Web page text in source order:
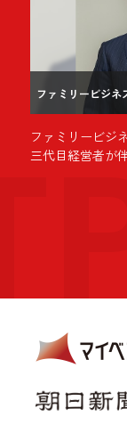
ファミリービジ
ファミリービジ
三代目経営者が